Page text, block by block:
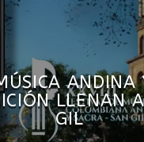
ANDINA
LLENAN
GIL